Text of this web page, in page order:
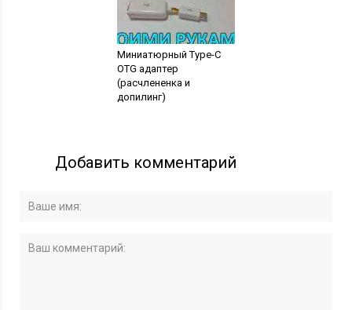
Миниатюрный Type-C
OTG адаптер
(расчлененка и
допилинг)
Добавить комментарий